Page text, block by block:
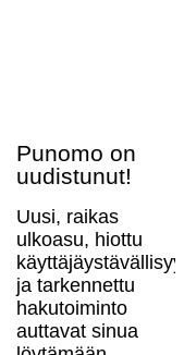
Punomo on
uudistunut!
Uusi, raikas
ulkoasu, hiottu
ja tarkennettu
hakutoiminto
auttavat sinua